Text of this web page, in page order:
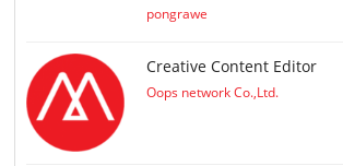
pongrawe
Creative Content Editor
Oops network Co.,Ltd.